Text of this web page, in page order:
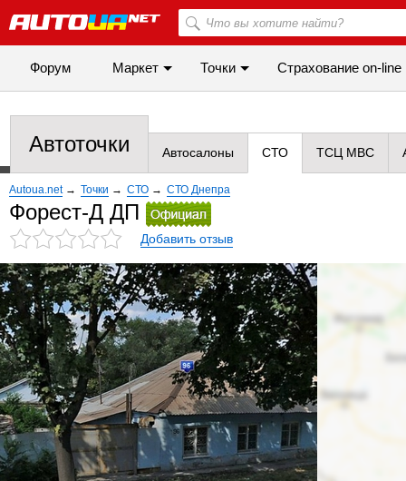
Форум Маркет Точки Cтрахование on-line
Автоточки Автосалоны СТО ТСЦ МВС
Autoua.net → Точки → СТО → СТО Днепра
Форест-Д ДП
Добавить отзыв